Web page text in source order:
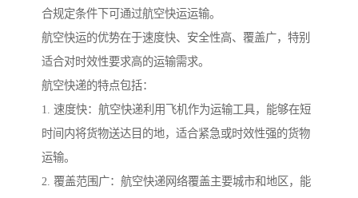
合规定条件下可通过航空快运运输。
航空快运的优势在于速度快、安全性高、覆盖广，特别
适合对时效性要求高的运输需求。
航空快递的特点包括：
1. 速度快：航空快递利用飞机作为运输工具，能够在短
时间内将货物送达目的地，适合紧急或时效性强的货物
运输。
2. 覆盖范围广：航空快递网络覆盖主要城市和地区，能